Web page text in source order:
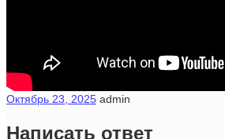
Октябрь 23, 2025 admin
Написать ответ